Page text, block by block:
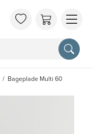
OM
FAQ
Bageplade Multi 60